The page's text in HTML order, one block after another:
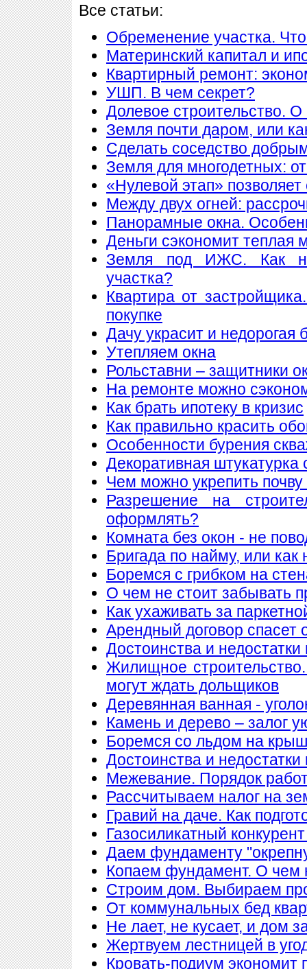
Все статьи:
Обременение участка.
Материнский капитал и
Квартирный ремонт:
УШП. В чем секрет?
Долевое строительство.
Земля почти даром, или
Сделать соседство
Земля для многодетных:
«Нулевой этап»
Между двух огней:
Панорамные окна.
Деньги сэкономит теплая
Земля под ИЖС. Как
участка?
Квартира от
покупке
Дачу украсит и недорогая
Утепляем окна
Рольставни – защитники
На ремонте можно
Как брать ипотеку в кризис
Как правильно красить
Особенности бурения
Декоративная штукатурка
Чем можно укрепить почву
Разрешение на
оформлять?
Комната без окон - не
Бригада по найму, или как
Боремся с грибком на
О чем не стоит забывать
Как ухаживать за
Арендный договор спасет
Достоинства и
Жилищное
могут ждать дольщиков
Деревянная ванная -
Камень и дерево – залог
Боремся со льдом на
Достоинства и
Межевание. Порядок
Рассчитываем налог на
Гравий на даче. Как
Газосиликатный
Даем фундаменту
Копаем фундамент. О чем
Строим дом. Выбираем
От коммунальных бед
Не лает, не кусает, и дом
Жертвуем лестницей в
Кровать-подиум экономит